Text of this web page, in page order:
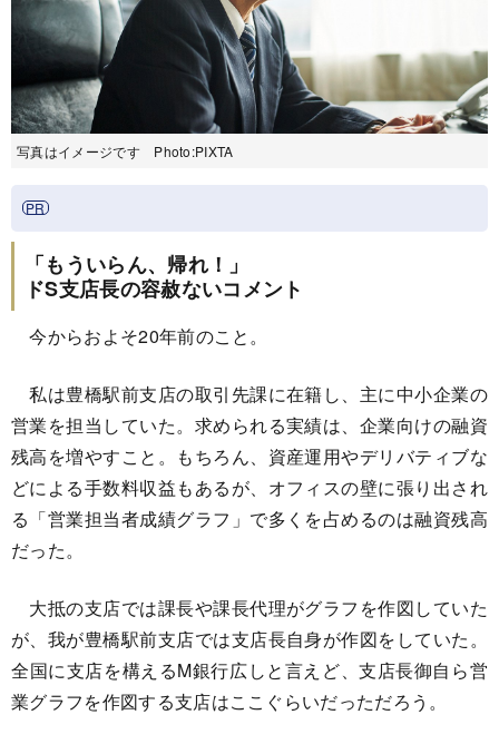
写真はイメージです Photo:PIXTA
「もういらん、帰れ！」
ドS支店長の容赦ないコメント
今からおよそ20年前のこと。
私は豊橋駅前支店の取引先課に在籍し、主に中小企業の
営業を担当していた。求められる実績は、企業向けの融資
残高を増やすこと。もちろん、資産運用やデリバティブな
どによる手数料収益もあるが、オフィスの壁に張り出され
る「営業担当者成績グラフ」で多くを占めるのは融資残高
だった。
大抵の支店では課長や課長代理がグラフを作図していた
が、我が豊橋駅前支店では支店長自身が作図をしていた。
全国に支店を構えるM銀行広しと言えど、支店長御自ら営
業グラフを作図する支店はここぐらいだっただろう。